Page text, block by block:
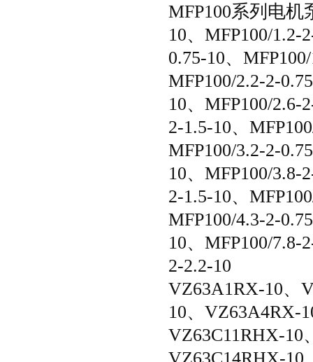
MFP100系列电机
10、 MFP100/1.2-
0.75-10、
MFP100/2.2-2-
10、 MFP100/2.6-
2-1.5-10、
MFP100/3.2-2-
10、 MFP100/3.8-
2-1.5-10、
MFP100/4.3-2-
10、 MFP100/7.8-
2-2.2-10
VZ63A1RX-10、
10、VZ63A4RX-
VZ63C11RHX-10